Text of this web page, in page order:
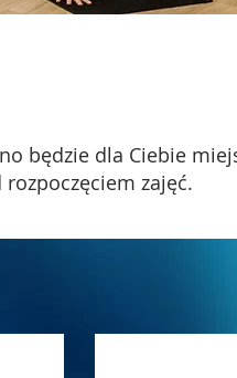
będzie dla Ciebie
zajęć.